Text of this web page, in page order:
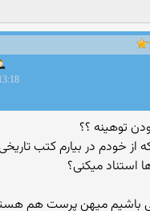
خودم در بیارم کتب
استناد میكنی؟
باشیم میهن پرست هم